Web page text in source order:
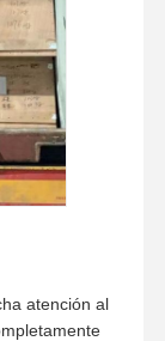
atención al